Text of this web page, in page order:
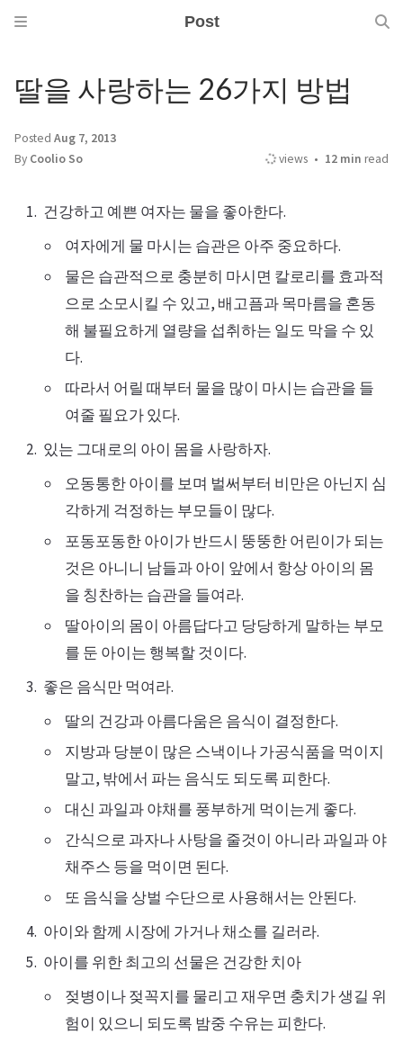
Post
딸을 사랑하는 26가지 방법
Posted Aug 7, 2013
By Coolio So views 12 min read
건강하고 예쁜 여자는 물을 좋아한다.
여자에게 물 마시는 습관은 아주 중요하다.
물은 습관적으로 충분히 마시면 칼로리를 효과적
으로 소모시킬 수 있고, 배고픔과 목마름을 혼동
해 불필요하게 열량을 섭취하는 일도 막을 수 있
다.
따라서 어릴 때부터 물을 많이 마시는 습관을 들
여줄 필요가 있다.
있는 그대로의 아이 몸을 사랑하자.
오동통한 아이를 보며 벌써부터 비만은 아닌지 심
각하게 걱정하는 부모들이 많다.
포동포동한 아이가 반드시 뚱뚱한 어린이가 되는
것은 아니니 남들과 아이 앞에서 항상 아이의 몸
을 칭찬하는 습관을 들여라.
딸아이의 몸이 아름답다고 당당하게 말하는 부모
를 둔 아이는 행복할 것이다.
좋은 음식만 먹여라.
딸의 건강과 아름다움은 음식이 결정한다.
지방과 당분이 많은 스낵이나 가공식품을 먹이지
말고, 밖에서 파는 음식도 되도록 피한다.
대신 과일과 야채를 풍부하게 먹이는게 좋다.
간식으로 과자나 사탕을 줄것이 아니라 과일과 야
채주스 등을 먹이면 된다.
또 음식을 상벌 수단으로 사용해서는 안된다.
아이와 함께 시장에 가거나 채소를 길러라.
아이를 위한 최고의 선물은 건강한 치아
젖병이나 젖꼭지를 물리고 재우면 충치가 생길 위
험이 있으니 되도록 밤중 수유는 피한다.